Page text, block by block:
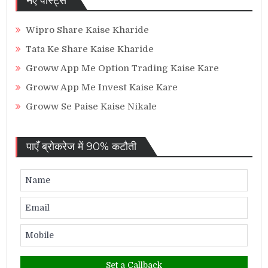
Wipro Share Kaise Kharide
Tata Ke Share Kaise Kharide
Groww App Me Option Trading Kaise Kare
Groww App Me Invest Kaise Kare
Groww Se Paise Kaise Nikale
पाएँ ब्रोकरेज में 90% कटौती